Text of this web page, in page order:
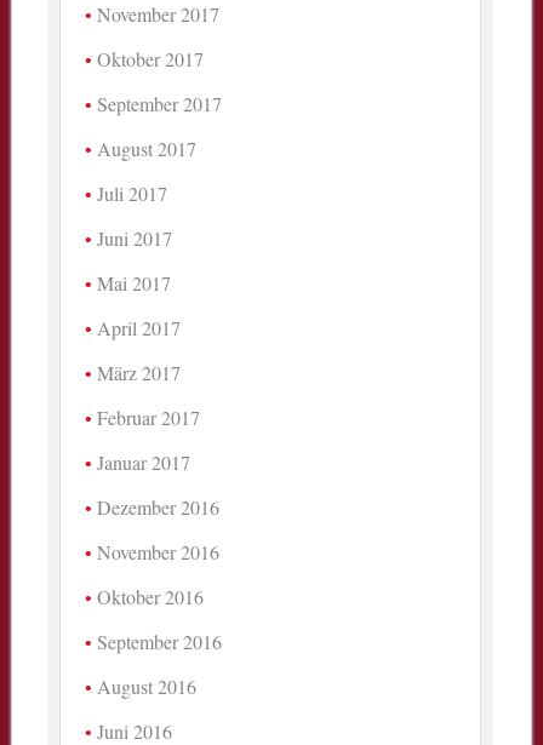
November 2017
Oktober 2017
September 2017
August 2017
Juli 2017
Juni 2017
Mai 2017
April 2017
März 2017
Februar 2017
Januar 2017
Dezember 2016
November 2016
Oktober 2016
September 2016
August 2016
Juni 2016